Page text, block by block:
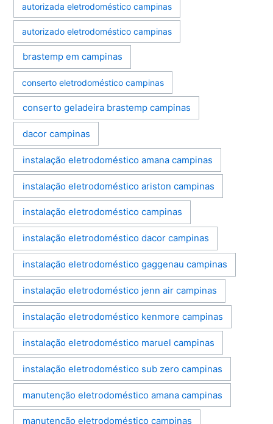
autorizada eletrodoméstico campinas
autorizado eletrodoméstico campinas
brastemp em campinas
conserto eletrodoméstico campinas
conserto geladeira brastemp campinas
dacor campinas
instalação eletrodoméstico amana campinas
instalação eletrodoméstico ariston campinas
instalação eletrodoméstico campinas
instalação eletrodoméstico dacor campinas
instalação eletrodoméstico gaggenau campinas
instalação eletrodoméstico jenn air campinas
instalação eletrodoméstico kenmore campinas
instalação eletrodoméstico maruel campinas
instalação eletrodoméstico sub zero campinas
manutenção eletrodoméstico amana campinas
manutenção eletrodoméstico campinas